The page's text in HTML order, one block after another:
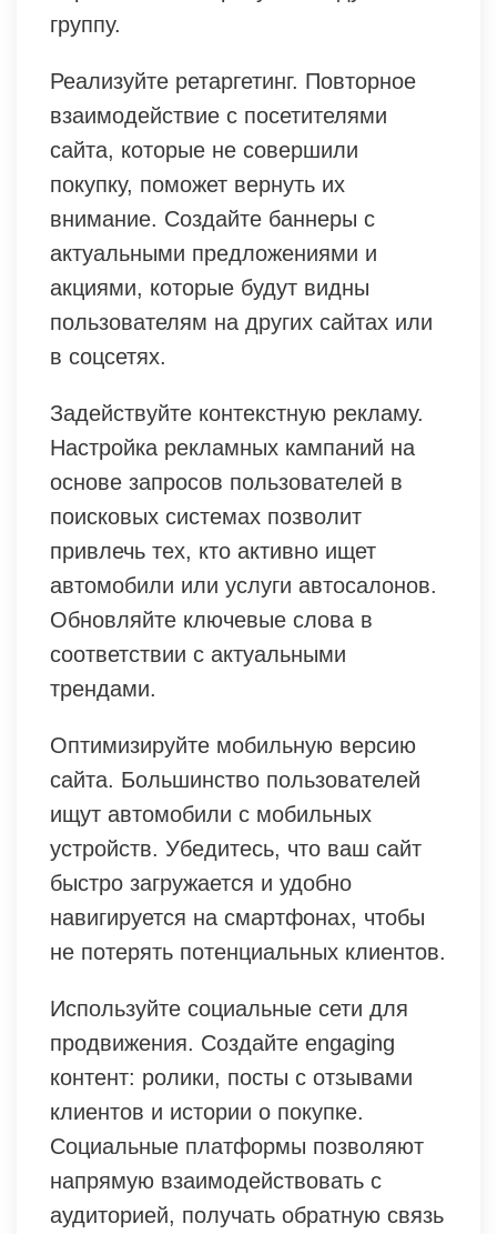
группу.
Реализуйте ретаргетинг. Повторное
взаимодействие с посетителями
сайта, которые не совершили
покупку, поможет вернуть их
внимание. Создайте баннеры с
актуальными предложениями и
акциями, которые будут видны
пользователям на других сайтах или
в соцсетях.
Задействуйте контекстную рекламу.
Настройка рекламных кампаний на
основе запросов пользователей в
поисковых системах позволит
привлечь тех, кто активно ищет
автомобили или услуги автосалонов.
Обновляйте ключевые слова в
соответствии с актуальными
трендами.
Оптимизируйте мобильную версию
сайта. Большинство пользователей
ищут автомобили с мобильных
устройств. Убедитесь, что ваш сайт
быстро загружается и удобно
навигируется на смартфонах, чтобы
не потерять потенциальных клиентов.
Используйте социальные сети для
продвижения. Создайте engaging
контент: ролики, посты с отзывами
клиентов и истории о покупке.
Социальные платформы позволяют
напрямую взаимодействовать с
аудиторией, получать обратную связь